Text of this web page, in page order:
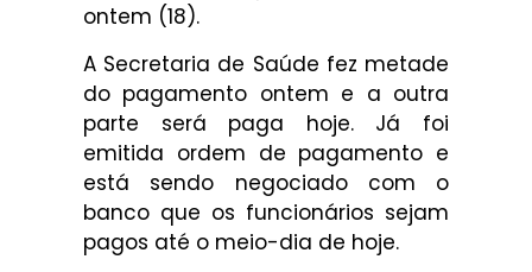
ontem (18).
A Secretaria de Saúde fez metade
do pagamento ontem e a outra
parte será paga hoje. Já foi
emitida ordem de pagamento e
está sendo negociado com o
banco que os funcionários sejam
pagos até o meio-dia de hoje.